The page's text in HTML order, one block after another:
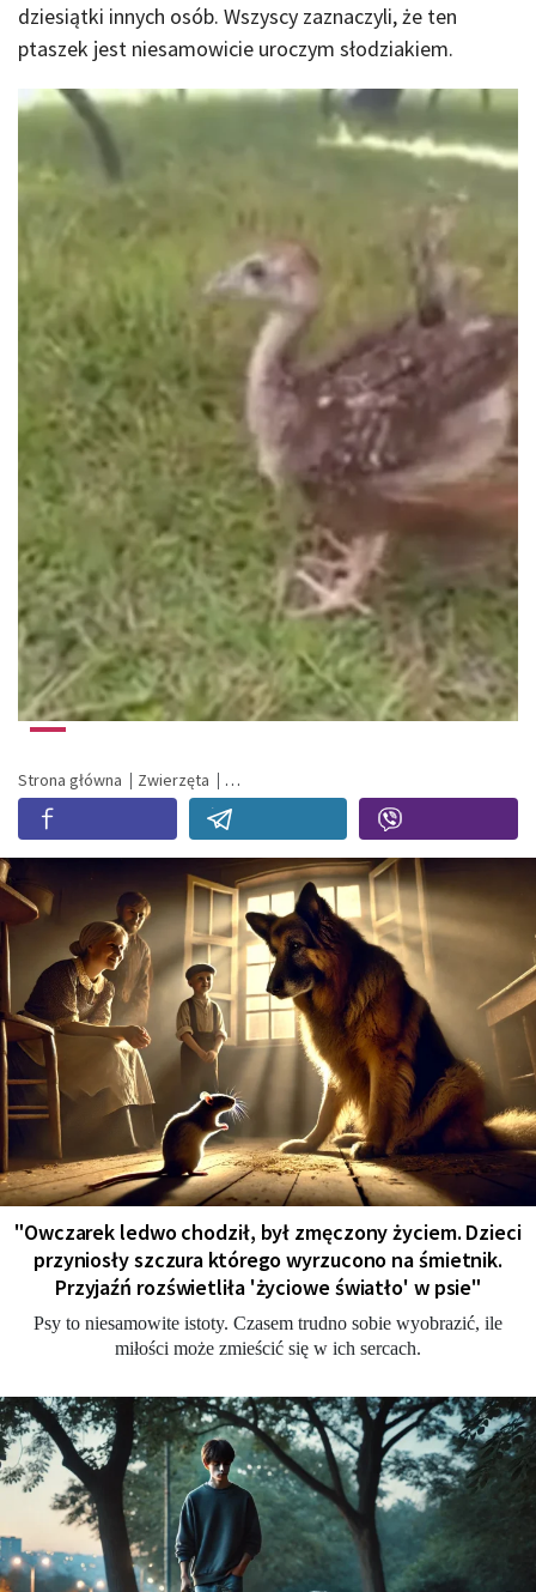
dziesiątki innych osób. Wszyscy zaznaczyli, że ten
ptaszek jest niesamowicie uroczym słodziakiem.
Strona główna Zwierzęta
"Owczarek ledwo chodził, był zmęczony życiem. Dzieci
przyniosły szczura którego wyrzucono na śmietnik.
Przyjaźń rozświetliła 'życiowe światło' w psie"
Psy to niesamowite istoty. Czasem trudno sobie wyobrazić, ile
miłości może zmieścić się w ich sercach.